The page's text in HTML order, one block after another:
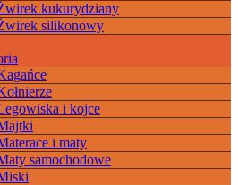
kukurydziany
silikonowy
i kojce
i maty
samochodowe